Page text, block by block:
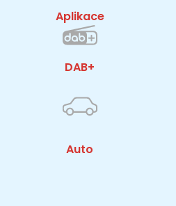
Aplikace
DAB+
Auto